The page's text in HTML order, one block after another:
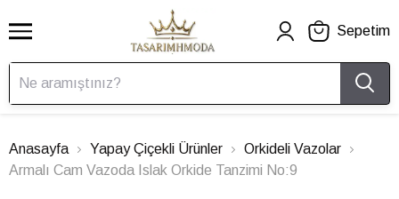
Sepetim
Anasayfa Yapay Çiçekli Ürünler
Orkideli Vazolar
Armalı Cam Vazoda Islak Orkide Tanzimi No:9